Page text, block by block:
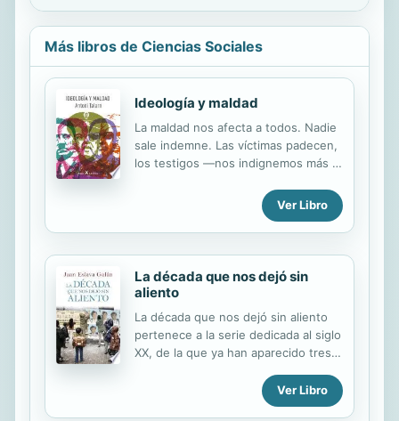
Más libros de Ciencias Sociales
Ideología y maldad
La maldad nos afecta a todos. Nadie
sale indemne. Las víctimas padecen,
los testigos —nos indignemos más o
consecuencias globales, y los
victimarios han perdido, en mayor o
menor medida, su conciencia moral y
una parte de su humanidad, lo que
no los hace menos humanos, pero sí
más temibles. No se trata de
desgracias del mundo sin poder
sentirnos felices ante las maldades
conocidas a diario. Pero en nuestra
condición de testigos que no
deseamos consentir la maldad nos
Ver Libro
La década que nos dejó sin
aliento
La década que nos dejó sin aliento
pertenece a la serie dedicada al siglo
XX, de la que ya han aparecido tres
a 1959. Esta vez el tema son los
años comprendidos entre 1973 y
Ver Libro